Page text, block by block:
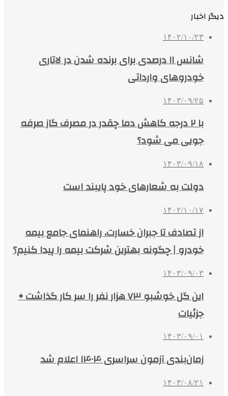
دیگر اخبار
۱۴۰۲/۱۰/۲۳
شانس ۱۱ درصدی برای برنده شدن در لاتاری
خودروهای وارداتی
۱۴۰۳/۰۹/۲۵
با ۲ درجه کاهش دما چقدر در مصرف گاز صرفه‌
جویی می‌ شود؟
۱۴۰۳/۰۹/۱۸
دولت به شعارهای خود پایبند است
۱۴۰۲/۱۰/۱۷
از تصادف تا جبران خسارت، راهنمای جامع بیمه
خودرو | چگونه بهترین شرکت بیمه را پیدا کنیم؟
۱۴۰۳/۰۹/۰۳
این گل خوشبو ۷۳ هزار نفر را سر کار گذاشت +
جزئیات
۱۴۰۳/۰۹/۰۱
زمان‌بندی آزمون سراسری ۱۴۰۴ اعلام شد
۱۴۰۳/۰۸/۲۱